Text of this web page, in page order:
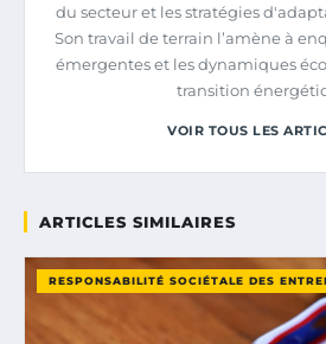
du secteur et les stratégies
Son travail de terrain l’amène à
émergentes et les dynamiques
transition
VOIR TOUS LES
ARTICLES SIMILAIRES
RESPONSABILITÉ SOCIÉTALE DES